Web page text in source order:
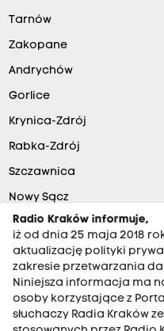
Tarnów
Zakopane
Andrychów
Gorlice
Krynica-Zdrój
Rabka-Zdrój
Szczawnica
Nowy Sącz
Radio Kraków informuje,
iż od dnia 25 maja 2018
aktualizację polityki
zakresie przetwarzania
Niniejsza informacja ma
osoby korzystające z
słuchaczy Radia Kraków